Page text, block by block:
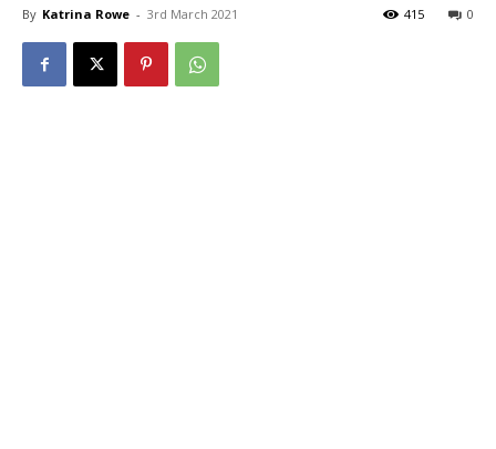
By Katrina Rowe - 3rd March 2021 0
415